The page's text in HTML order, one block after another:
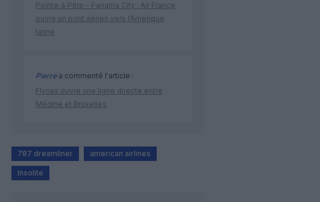
Pointe‑à‑Pitre – Panama City : Air France
ouvre un pont aérien vers l’Amérique
latine
Pierrea commenté l'article :
Flynas ouvre une ligne directe entre
Médine et Bruxelles
787 dreamliner american airlines
Insolite